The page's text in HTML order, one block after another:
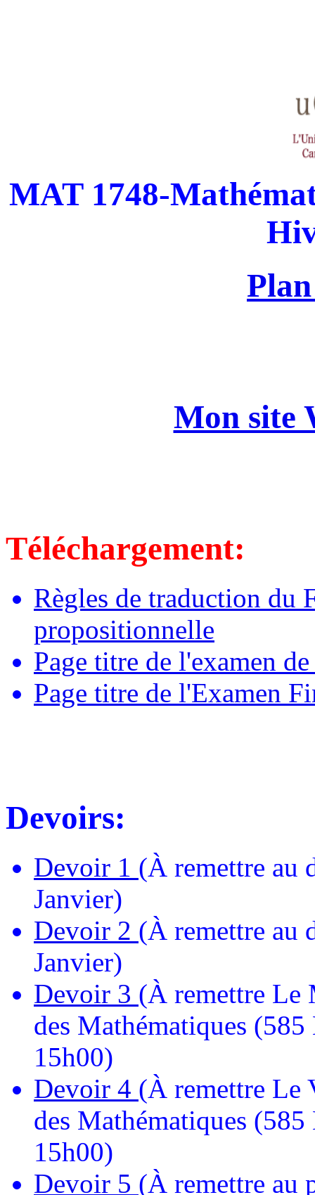
MAT 1748-
Mon site
Téléchargement:
Règles de traduction du
propositionnelle
Page titre de l'examen
Page titre de l'Examen
Devoirs:
Devoir 1 (À remettre au
Janvier)
Devoir 2 (À remettre au
Janvier)
Devoir 3 (À remettre Le
des Mathématiques
15h00)
Devoir 4 (À remettre Le
des Mathématiques
15h00)
Devoir 5 (À remettre au